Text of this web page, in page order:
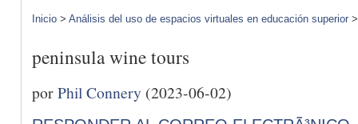
Inicio > Análisis del uso de espacios virtuales en educación superior
peninsula wine tours
porPhil Connery (2023-06-02)